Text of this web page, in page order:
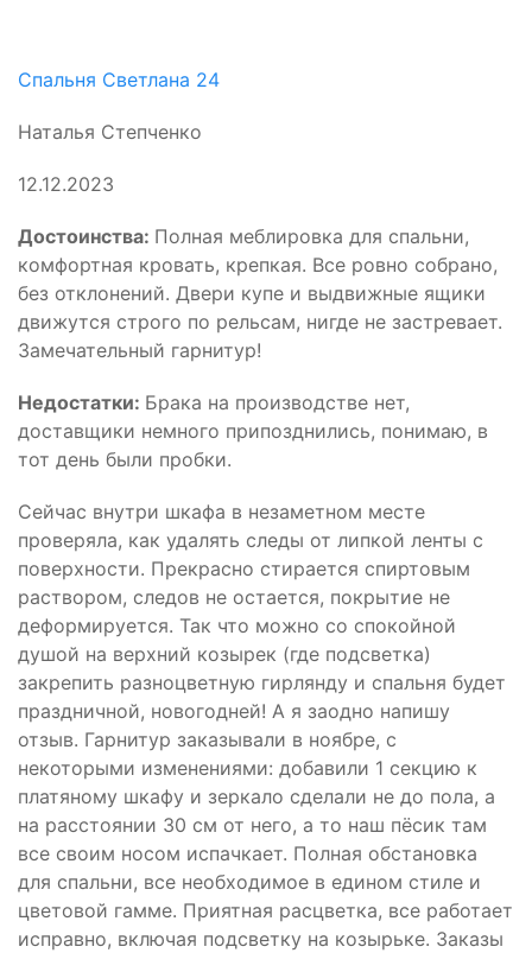
Спальня Светлана 24
Наталья Степченко
12.12.2023
Достоинства: Полная меблировка для спальни,
комфортная кровать, крепкая. Все ровно собрано,
без отклонений. Двери купе и выдвижные ящики
движутся строго по рельсам, нигде не застревает.
Замечательный гарнитур!
Недостатки: Брака на производстве нет,
доставщики немного припозднились, понимаю, в
тот день были пробки.
Сейчас внутри шкафа в незаметном месте
проверяла, как удалять следы от липкой ленты с
поверхности. Прекрасно стирается спиртовым
раствором, следов не остается, покрытие не
деформируется. Так что можно со спокойной
душой на верхний козырек (где подсветка)
закрепить разноцветную гирлянду и спальня будет
праздничной, новогодней! А я заодно напишу
отзыв. Гарнитур заказывали в ноябре, с
некоторыми изменениями: добавили 1 секцию к
платяному шкафу и зеркало сделали не до пола, а
на расстоянии 30 см от него, а то наш пёсик там
все своим носом испачкает. Полная обстановка
для спальни, все необходимое в едином стиле и
цветовой гамме. Приятная расцветка, все работает
исправно, включая подсветку на козырьке. Заказы